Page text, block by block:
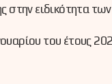
στην ειδικότητα
του έτους